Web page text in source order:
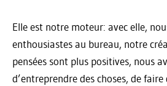
Elle est notre moteur: avec elle,
enthousiastes au bureau, notre
pensées sont plus positives, nous
d’entreprendre des choses, de